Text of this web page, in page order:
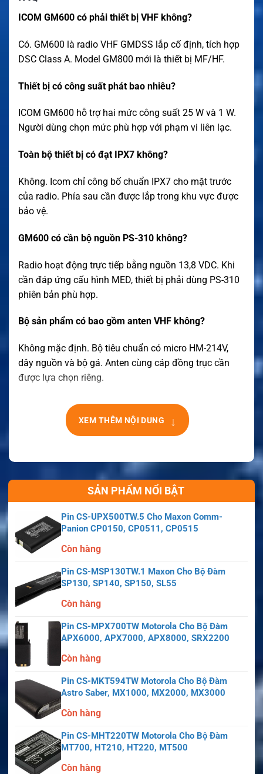
ICOM GM600 có phải thiết bị VHF không?
Có. GM600 là radio VHF GMDSS lắp cố định, tích hợp
DSC Class A. Model GM800 mới là thiết bị MF/HF.
Thiết bị có công suất phát bao nhiêu?
ICOM GM600 hỗ trợ hai mức công suất 25 W và 1 W.
Người dùng chọn mức phù hợp với phạm vi liên lạc.
Toàn bộ thiết bị có đạt IPX7 không?
Không. Icom chỉ công bố chuẩn IPX7 cho mặt trước
của radio. Phía sau cần được lắp trong khu vực được
bảo vệ.
GM600 có cần bộ nguồn PS-310 không?
Radio hoạt động trực tiếp bằng nguồn 13,8 VDC. Khi
cần đáp ứng cấu hình MED, thiết bị phải dùng PS-310
phiên bản phù hợp.
Bộ sản phẩm có bao gồm anten VHF không?
Không mặc định. Bộ tiêu chuẩn có micro HM-214V,
dây nguồn và bộ gá. Anten cùng cáp đồng trục cần
được lựa chọn riêng.
XEM THÊM NỘI DUNG ↓
SẢN PHẨM NỔI BẬT
Pin CS-UPX500TW.5 Cho Maxon Comm-
Panion CP0150, CP0511, CP0515
Còn hàng
Pin CS-MSP130TW.1 Maxon Cho Bộ Đàm
SP130, SP140, SP150, SL55
Còn hàng
Pin CS-MPX700TW Motorola Cho Bộ Đàm
APX6000, APX7000, APX8000, SRX2200
Còn hàng
Pin CS-MKT594TW Motorola Cho Bộ Đàm
Astro Saber, MX1000, MX2000, MX3000
Còn hàng
Pin CS-MHT220TW Motorola Cho Bộ Đàm
MT700, HT210, HT220, MT500
Còn hàng